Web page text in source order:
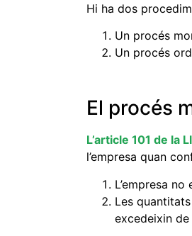
Hi ha dos
Un procés
Un procés
El procés
L’article 101 de la
l’empresa quan
L’empresa
Les
excedeixin